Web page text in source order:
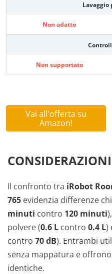
Non adatto
Non supportato
Vai all'offerta su
Amazon!
Il confronto tra iRobot
765 evidenzia differenze
minuti contro 120 minuti
polvere (0.6 L contro 0.4 L)
contro 70 dB). Entrambi
senza mappatura e
identiche.